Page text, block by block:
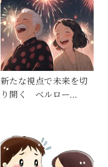
新たな視点で未来を切
り開く ベルロー…